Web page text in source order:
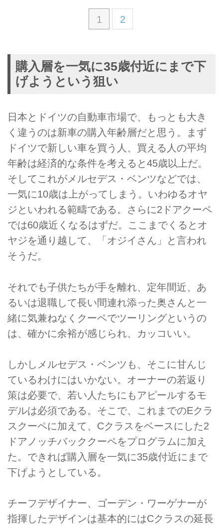
1 2
購入層を一気に35歳付近にまで下
げようという狙い
日本とドイツの自動車市場で、もっとも大き
く違うのは新車の購入年齢層だと思う。まず
ドイツで新しい車を買う人、買える人の平均
年齢は経済的な条件を考えると45歳以上だ。
そしてこれがメルセデス・ベンツなどでは、
一気に10歳は上がってしまう。いわゆるオヤ
ジといわれる範疇である。さらに2ドアクーペ
では60歳近くなるはずだ。ここまでくるとオ
ヤジを通り越して、「オジイさん」と言われ
そうだ。
それでも子供たちが手を離れ、定年間近、あ
るいは退職して長い間連れ添った奥さんと一
緒に気兼ねなくクーペでツーリングというの
は、確かに余裕が感じられ、カッコいい。
しかしメルセデス・ベンツも、そこに甘んじ
ているわけにはいかない。オーナーの若返り
策は必要で、若い人たちにもアピールするモ
デルは必須である。そこで、これまでのEクラ
スクーペに加えて、Cクラスをベースにした2
ドアノッチバッククーペをプログラムに加え
た。できれば購入層を一気に35歳付近にまで
下げようとしている。
チーフデザイナー、ゴーデン・ワーゲナーが
指揮したデザインは基本的にはCクラスの延長